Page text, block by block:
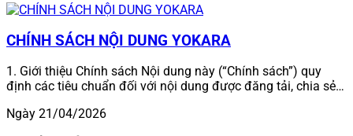
CHÍNH SÁCH NỘI DUNG YOKARA
1. Giới thiệu Chính sách Nội dung này (“Chính sách”) quy
định các tiêu chuẩn đối với nội dung được đăng tải, chia sẻ…
Ngày 21/04/2026